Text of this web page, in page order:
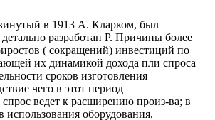
в 1913 А. Кларком, был
разработан P. Причины более
( сокращений) инвестиций по
их динамикой дохода пли спроса
сроков изготовления
чего в этот период
ведет к расширению произ-ва; в
использования оборудования,